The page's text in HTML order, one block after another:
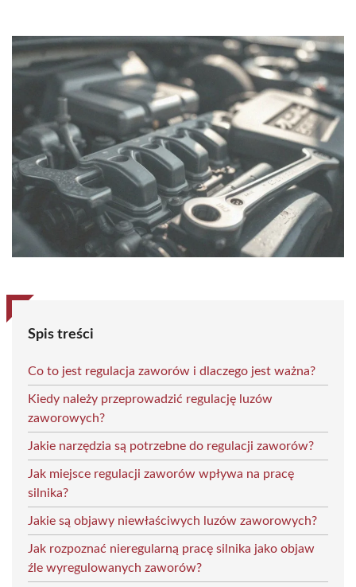
Spis treści
Co to jest regulacja zaworów i dlaczego jest ważna?
Kiedy należy przeprowadzić regulację luzów
zaworowych?
Jakie narzędzia są potrzebne do regulacji zaworów?
Jak miejsce regulacji zaworów wpływa na pracę
silnika?
Jakie są objawy niewłaściwych luzów zaworowych?
Jak rozpoznać nieregularną pracę silnika jako objaw
źle wyregulowanych zaworów?